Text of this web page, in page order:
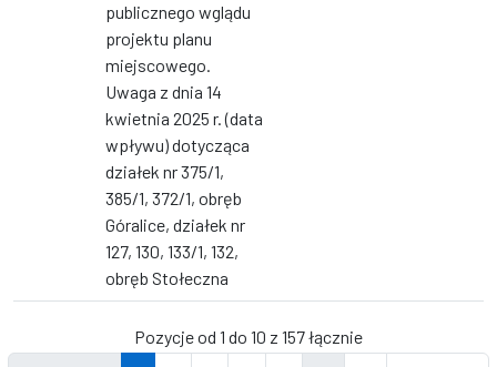
publicznego wglądu
projektu planu
miejscowego.
Uwaga z dnia 14
kwietnia 2025 r. (data
wpływu) dotycząca
działek nr 375/1,
385/1, 372/1, obręb
Góralice, działek nr
127, 130, 133/1, 132,
obręb Stołeczna
Pozycje od 1 do 10 z 157 łącznie